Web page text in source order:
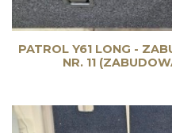
PATROL Y61 LONG -
NR. 11